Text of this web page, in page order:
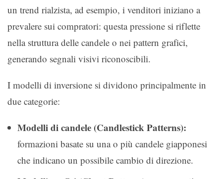
un trend rialzista, ad esempio, i venditori iniziano a
prevalere sui compratori: questa pressione si riflette
nella struttura delle candele o nei pattern grafici,
generando segnali visivi riconoscibili.
I modelli di inversione si dividono principalmente in
due categorie:
Modelli di candele (Candlestick Patterns):
formazioni basate su una o più candele giapponesi
che indicano un possibile cambio di direzione.